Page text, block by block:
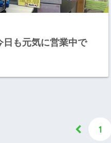
も元気に営業中で
1